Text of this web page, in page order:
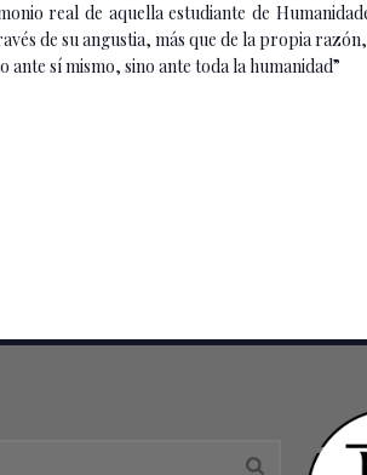
real de aquella estudiante de
de su angustia, más que de la propia
sí mismo, sino ante toda la humanidad”